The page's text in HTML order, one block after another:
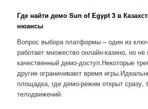
Где найти демо Sun of Egypt 3 в
нюансы
Вопрос выбора платформы – один из
работает множество онлайн-казино, но
качественный демо-доступ.Некоторые
другие ограничивают время
площадка, где демо-режим открыт сразу,
телодвижений.